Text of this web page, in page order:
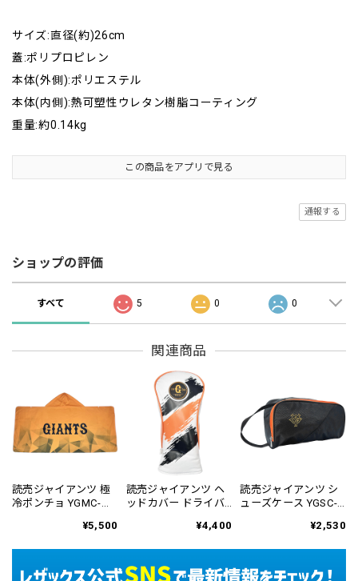
サイズ:直径(約)26cm
蓋:ポリプロピレン
本体(外側):ポリエステル
本体(内側):熱可塑性ウレタン樹脂コーティング
重量:約0.14kg
この商品をアプリで見る
通報する
ショップの評価
すべて 5 0 0
関連商品
読売ジャイアンツ 極
冷ポンチョ YGMC-
¥5,500
読売ジャイアンツ ヘ
ッドカバー ドライバ
¥4,400
読売ジャイアンツ シ
ューズケース YGSC-
¥2,530